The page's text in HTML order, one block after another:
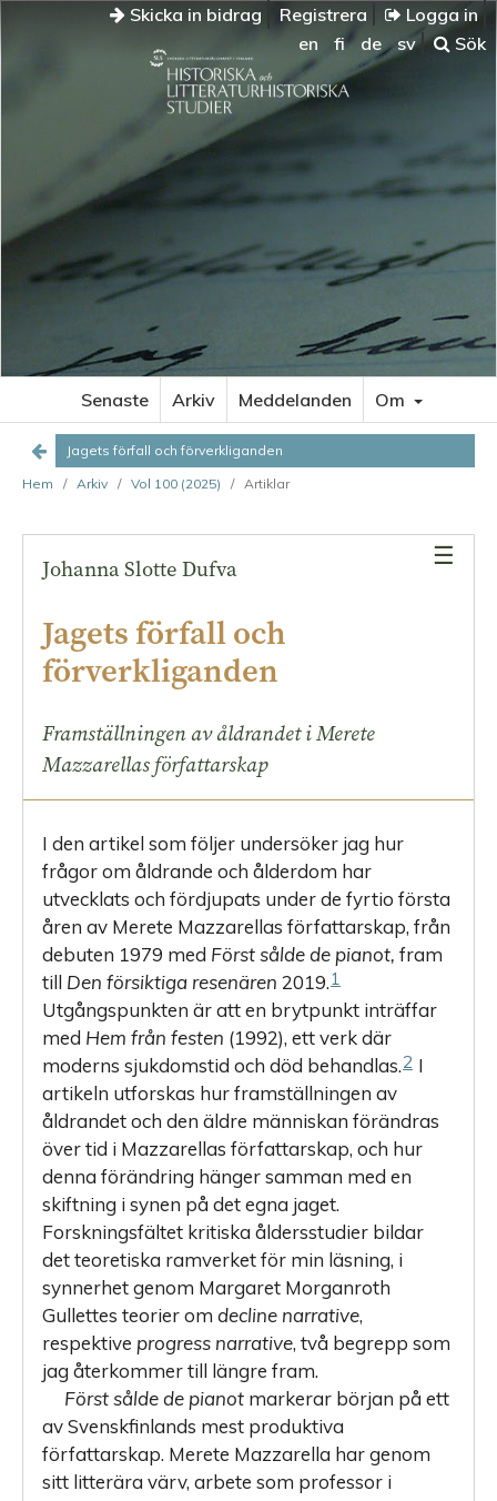
Skicka in bidrag Registrera
Logga in
en
fi de sv Sök
Senaste Arkiv Meddelanden Om
Jagets förfall och förverkliganden
Hem
/ Arkiv / Vol 100 (2025) / Artiklar
FÖRVERKLIGANDEN
Åldrandets
tematik
författarskapet:
utgångspunkt
Kritisk
åldersforskning:
en
teoretisk
utblick
förfallet
Den
unika
livsberättelsen
nya
jaget
reflektioner
☰
Johanna Slotte Dufva
Jagets förfall och
förverkliganden
Framställningen av åldrandet i Merete
Mazzarellas författarskap
I den artikel som följer undersöker jag hur
frågor om åldrande och ålderdom har
utvecklats och fördjupats under de fyrtio första
åren av Merete Mazzarellas författarskap, från
debuten 1979 med Först sålde de pianot, fram
till Den försiktiga resenären 2019.1
Utgångspunkten är att en brytpunkt inträffar
med Hem från festen (1992), ett verk där
moderns sjukdomstid och död behandlas.2 I
artikeln utforskas hur framställningen av
åldrandet och den äldre människan förändras
över tid i Mazzarellas författarskap, och hur
denna förändring hänger samman med en
skiftning i synen på det egna jaget.
Forskningsfältet kritiska åldersstudier bildar
det teoretiska ramverket för min läsning, i
synnerhet genom Margaret Morganroth
Gullettes teorier om decline narrative,
respektive progress narrative, två begrepp som
jag återkommer till längre fram.
Först sålde de pianot markerar början på ett
av Svenskfinlands mest produktiva
författarskap. Merete Mazzarella har genom
sitt litterära värv, arbete som professor i